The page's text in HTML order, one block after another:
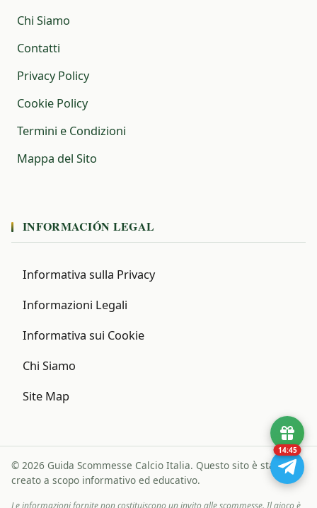
Chi Siamo
Contatti
Privacy Policy
Cookie Policy
Termini e Condizioni
Mappa del Sito
INFORMACIÓN LEGAL
Informativa sulla Privacy
Informazioni Legali
Informativa sui Cookie
Chi Siamo
Site Map
© 2026 Guida Scommesse Calcio Italia. Questo sito è stato
creato a scopo informativo ed educativo.
14:44